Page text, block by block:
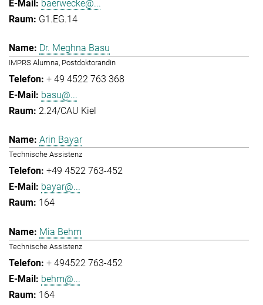
baerwecke@...
G1.EG.14
Dr. Meghna Basu
IMPRS Alumna, Postdoktorandin
+ 49 4522 763 368
basu@...
2.24/CAU Kiel
Arin Bayar
Technische Assistenz
+49 4522 763-452
bayar@...
164
Mia Behm
Technische Assistenz
+ 494522 763-452
behm@...
164